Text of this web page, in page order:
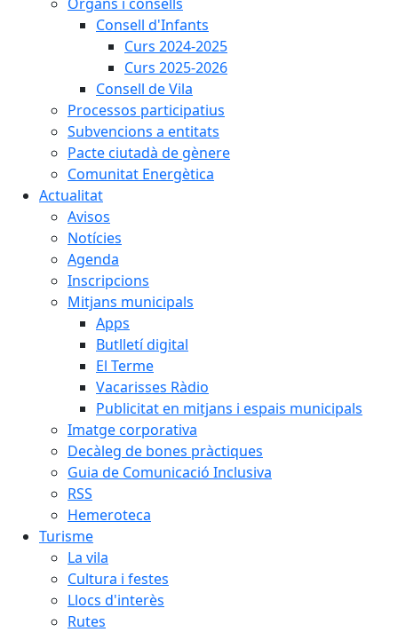
Consell d'Infants
Curs 2024-2025
Curs 2025-2026
Consell de Vila
Processos participatius
Subvencions a entitats
Pacte ciutadà de gènere
Comunitat Energètica
Actualitat
Avisos
Notícies
Agenda
Inscripcions
Mitjans municipals
Apps
Butlletí digital
El Terme
Vacarisses Ràdio
Publicitat en mitjans i espais municipals
Imatge corporativa
Decàleg de bones pràctiques
Guia de Comunicació Inclusiva
RSS
Hemeroteca
Turisme
La vila
Cultura i festes
Llocs d'interès
Rutes